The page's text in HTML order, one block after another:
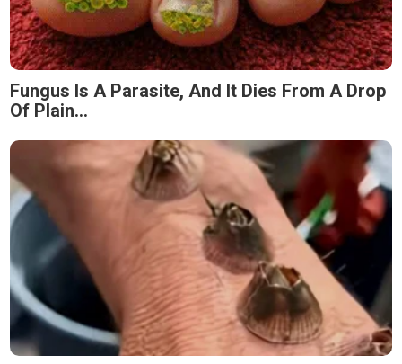
Fungus Is A Parasite, And It Dies From A Drop
Of Plain...